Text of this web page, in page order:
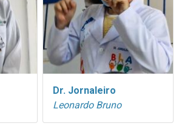
Dr. Jornaleiro
Leonardo Bruno